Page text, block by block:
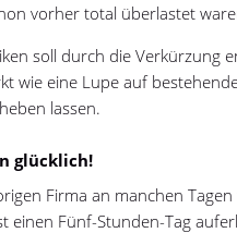
vorher total überlastet
soll durch die Verkürzung
wie eine Lupe auf
lassen.
glücklich!
Firma an manchen
einen Fünf-Stunden-Tag